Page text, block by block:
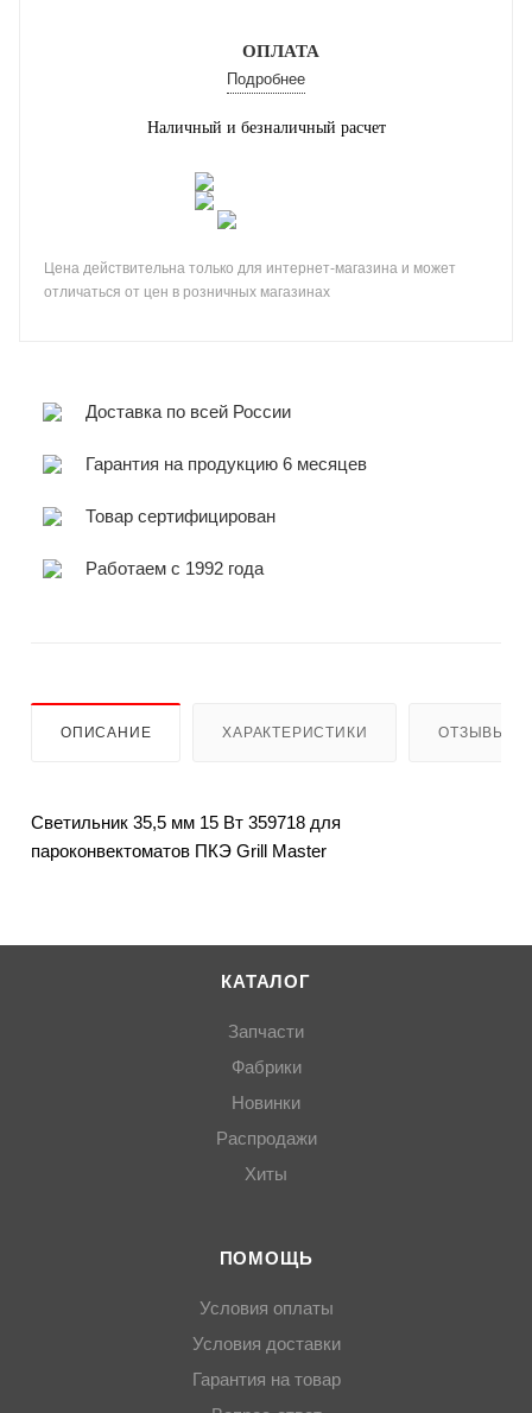
ОПЛАТА
Подробнее
Наличный и безналичный расчет
Цена действительна только для интернет-магазина и может
отличаться от цен в розничных магазинах
Доставка по всей России
Гарантия на продукцию 6 месяцев
Товар сертифицирован
Работаем с 1992 года
ОПИСАНИЕ ХАРАКТЕРИСТИКИ ОТЗЫВЫ
Светильник 35,5 мм 15 Вт 359718 для
пароконвектоматов ПКЭ Grill Master
КАТАЛОГ
Запчасти
Фабрики
Новинки
Распродажи
Хиты
ПОМОЩЬ
Условия оплаты
Условия доставки
Гарантия на товар